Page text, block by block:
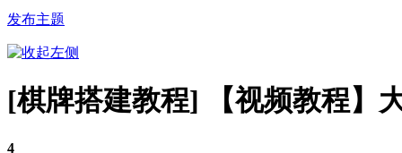
发布主题
[棋牌搭建教程] 【视频教程】
4